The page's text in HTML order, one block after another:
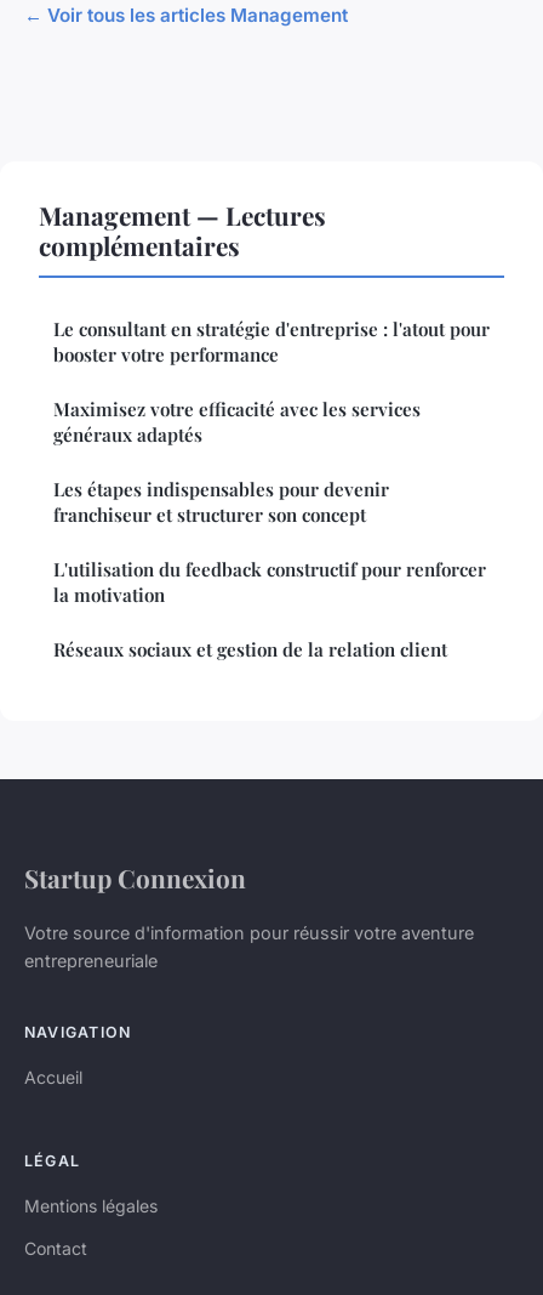
← Voir tous les articles Management
Management — Lectures
complémentaires
Le consultant en stratégie d'entreprise : l'atout pour
booster votre performance
Maximisez votre efficacité avec les services
généraux adaptés
Les étapes indispensables pour devenir
franchiseur et structurer son concept
L'utilisation du feedback constructif pour renforcer
la motivation
Réseaux sociaux et gestion de la relation client
Startup Connexion
Votre source d'information pour réussir votre aventure
entrepreneuriale
NAVIGATION
Accueil
LÉGAL
Mentions légales
Contact